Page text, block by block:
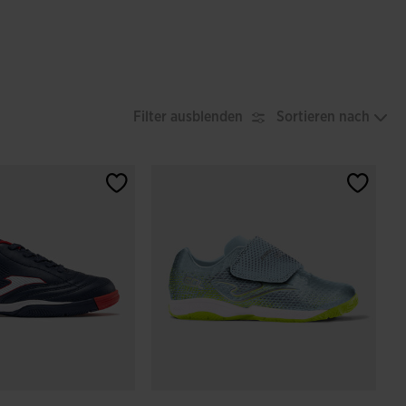
Filter ausblenden Sortieren nach